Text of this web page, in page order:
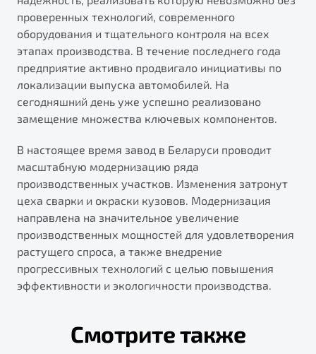
проверенных технологий, современного
оборудования и тщательного контроля на всех
этапах производства. В течение последнего года
предприятие активно продвигало инициативы по
локализации выпуска автомобилей. На
сегодняшний день уже успешно реализовано
замещение множества ключевых компонентов.
В настоящее время завод в Беларуси проводит
масштабную модернизацию ряда
производственных участков. Изменения затронут
цеха сварки и окраски кузовов. Модернизация
направлена на значительное увеличение
производственных мощностей для удовлетворения
растущего спроса, а также внедрение
прогрессивных технологий с целью повышения
эффективности и экологичности производства.
Смотрите также